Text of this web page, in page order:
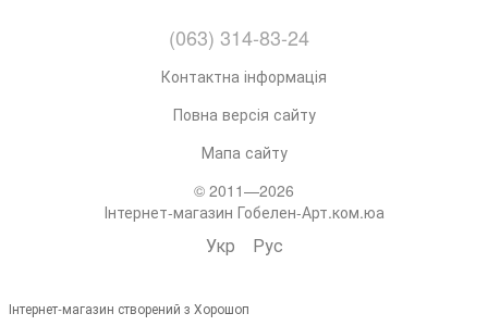
(063) 314-83-24
Контактна інформація
Повна версія сайту
Мапа сайту
© 2011—2026
Інтернет-магазин Гобелен-Арт.ком.юа
Укр Рус
Інтернет-магазин створений з Хорошоп